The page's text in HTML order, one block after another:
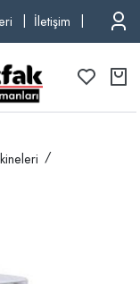
İletişim TEL: